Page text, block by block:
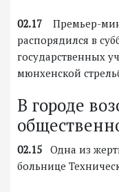
02.17 Премьер-
распорядился в
государственных
мюнхенской
В городе
02.15 Одна из
больнице